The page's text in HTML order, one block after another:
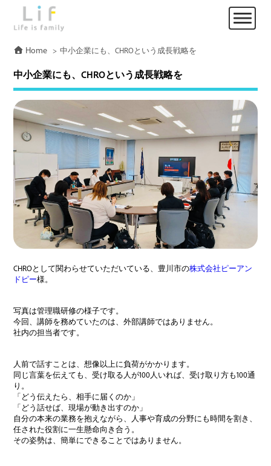
Home 中小企業にも、CHROという成長戦略を
中小企業にも、CHROという成長戦略を
CHROとして関わらせていただいている、豊川市の株式会社ピーアン
ドピー様。
写真は管理職研修の様子です。
今回、講師を務めていたのは、外部講師ではありません。
社内の担当者です。
人前で話すことは、想像以上に負荷がかかります。
同じ言葉を伝えても、受け取る人が100人いれば、受け取り方も100通
り。
「どう伝えたら、相手に届くのか」
「どう話せば、現場が動き出すのか」
自分の本来の業務を抱えながら、人事や育成の分野にも時間を割き、
任された役割に一生懸命向き合う。
その姿勢は、簡単にできることではありません。